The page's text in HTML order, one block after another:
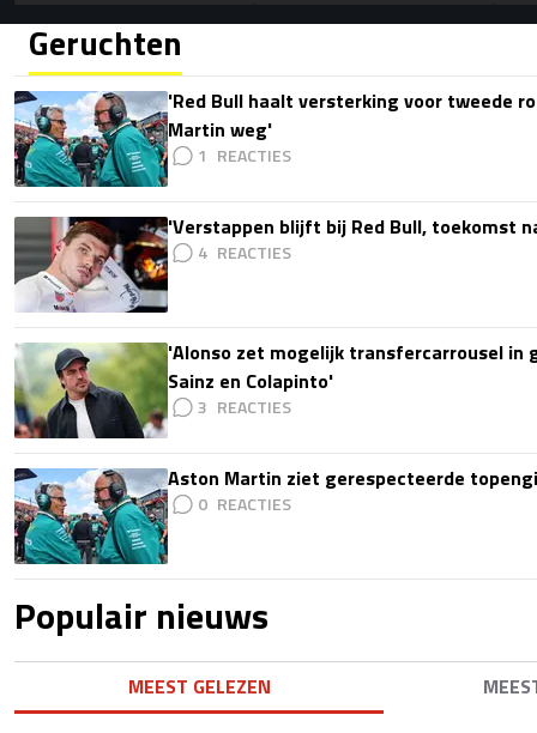
Geruchten
'Red Bull haalt versterking voor tweede
Martin weg'
1
'Verstappen blijft bij Red Bull, toekomst
4
'Alonso zet mogelijk transfercarrousel in
Sainz en Colapinto'
3
Aston Martin ziet gerespecteerde
0
Populair nieuws
MEEST GELEZEN